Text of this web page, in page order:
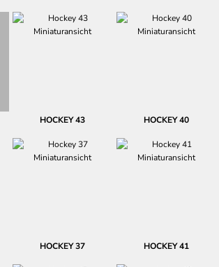
HOCKEY 43 HOCKEY 40
HOCKEY 37 HOCKEY 41